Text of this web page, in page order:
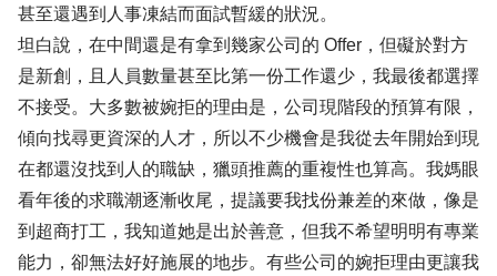
甚至還遇到人事凍結而面試暫緩的狀況。
坦白說，在中間還是有拿到幾家公司的 Offer，但礙於對方
是新創，且人員數量甚至比第一份工作還少，我最後都選擇
不接受。大多數被婉拒的理由是，公司現階段的預算有限，
傾向找尋更資深的人才，所以不少機會是我從去年開始到現
在都還沒找到人的職缺，獵頭推薦的重複性也算高。我媽眼
看年後的求職潮逐漸收尾，提議要我找份兼差的來做，像是
到超商打工，我知道她是出於善意，但我不希望明明有專業
能力，卻無法好好施展的地步。有些公司的婉拒理由更讓我